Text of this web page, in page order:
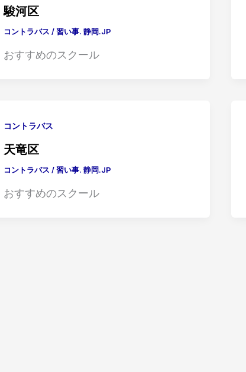
駿河区
コントラバス /習い事. 静岡.JP
おすすめのスクール
コントラバス
天竜区
コントラバス /習い事. 静岡.JP
おすすめのスクール